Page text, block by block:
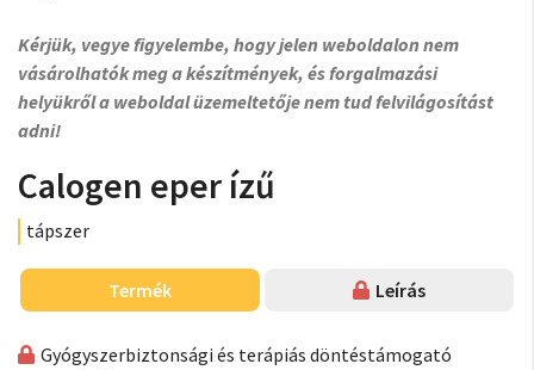
Kérjük, vegye figyelembe, hogy jelen weboldalon nem
vásárolhatók meg a készítmények, és forgalmazási
helyükről a weboldal üzemeltetője nem tud felvilágosítást
adni!
Calogen eper ízű
tápszer
Termék Leírás
Gyógyszerbiztonsági és terápiás döntéstámogató